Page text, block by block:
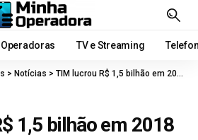
TV e Streaming
> Notícias > TIM lucrou R$ 1,5 bilhão em 2018
1,5 bilhão em 2018